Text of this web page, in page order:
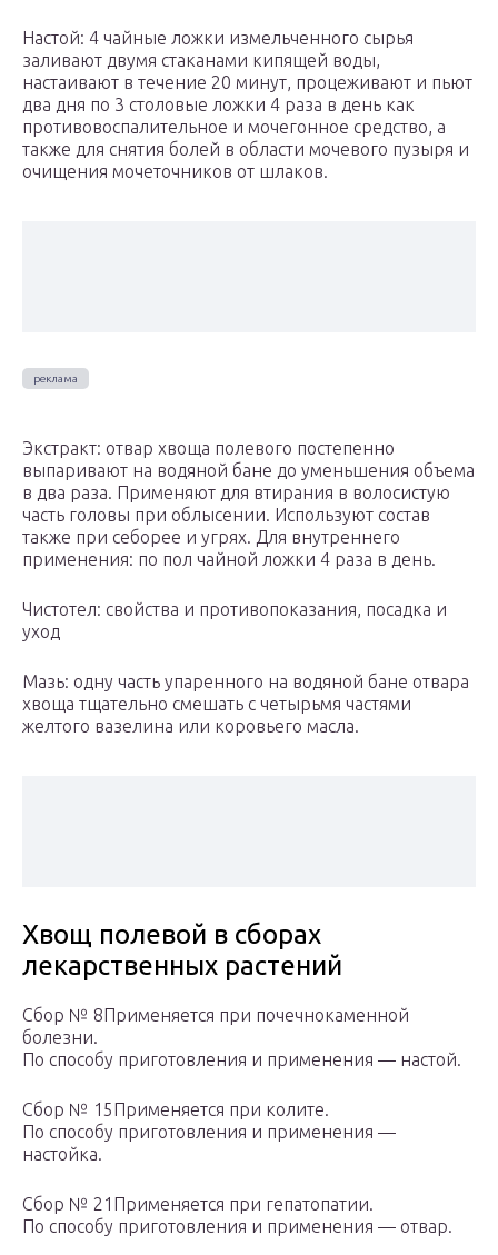
Настой: 4 чайные ложки измельченного сырья
заливают двумя стаканами кипящей воды,
настаивают в течение 20 минут, процеживают и пьют
два дня по 3 столовые ложки 4 раза в день как
противовоспалительное и мочегонное средство, а
также для снятия болей в области мочевого пузыря и
очищения мочеточников от шлаков.
Экстракт: отвар хвоща полевого постепенно
выпаривают на водяной бане до уменьшения объема
в два раза. Применяют для втирания в волосистую
часть головы при облысении. Используют состав
также при себорее и угрях. Для внутреннего
применения: по пол чайной ложки 4 раза в день.
Чистотел: свойства и противопоказания, посадка и
уход
Мазь: одну часть упаренного на водяной бане отвара
хвоща тщательно смешать с четырьмя частями
желтого вазелина или коровьего масла.
Хвощ полевой в сборах
лекарственных растений
Сбор № 8Применяется при почечнокаменной
болезни.
По способу приготовления и применения — настой.
Сбор № 15Применяется при колите.
По способу приготовления и применения —
настойка.
Сбор № 21Применяется при гепатопатии.
По способу приготовления и применения — отвар.